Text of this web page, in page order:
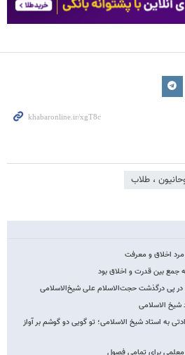
، طلاب
اخلاق و معرفت
جمع بین قدرت و اخلاق بود
در پی درگذشت حجت‌الاسلام علی شیخ‌الاسلامی
شیخ الاسلامی
به استاد شیخ الاسلامی؛ تو گویی دو گوشم بر آواز
معلمی برای تمامی فصول